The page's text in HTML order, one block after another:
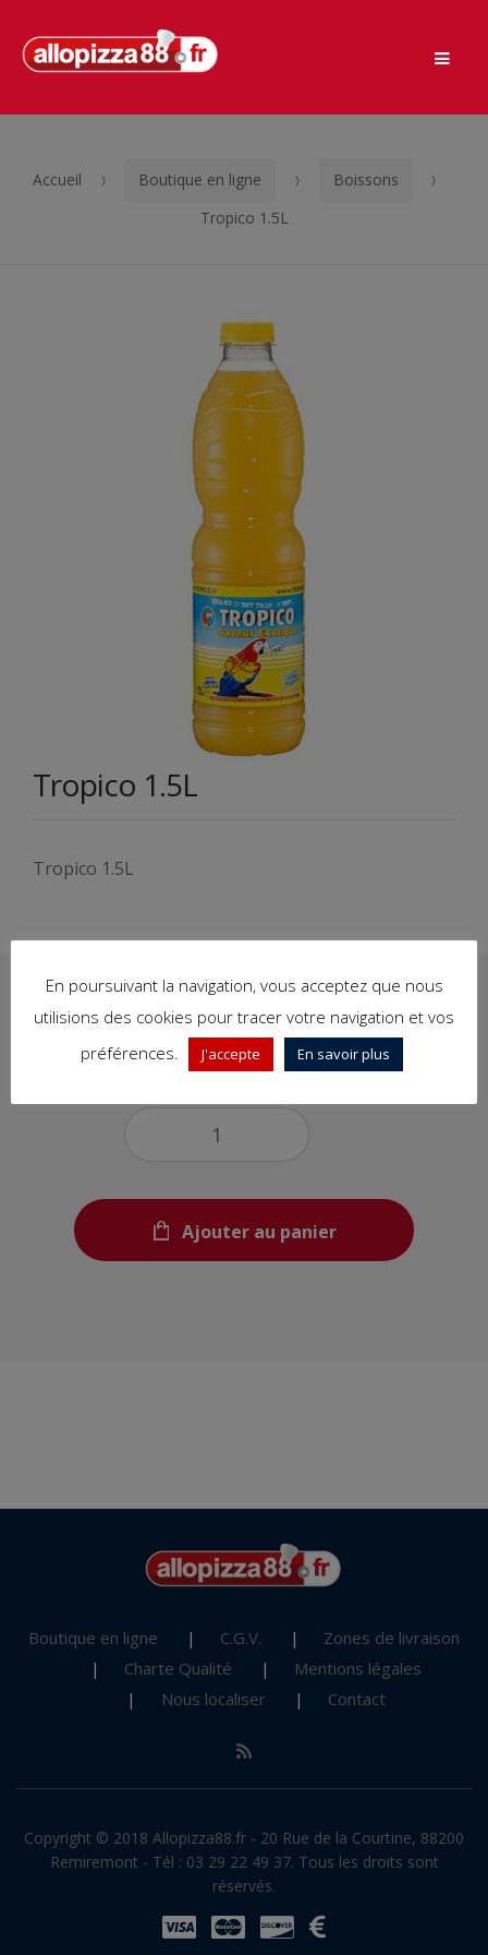
Passer
Aller
Accueil Boutique en ligne
Boissons
Tropico 1.5L
Tropico 1.5L
Tropico 1.5L
3,50€
Quantité
Ajouter au panier
Boutique en ligne C.G.V.
Zones de livraison
Charte Qualité
Mentions légales
Nous localiser
Contact
Copyright © 2018 Allopizza88.fr - 20 Rue de la Courtine, 88200
Remiremont - Tél : 03 29 22 49 37. Tous les droits sont
réservés.
En poursuivant la navigation, vous acceptez que nous
utilisions des cookies pour tracer votre navigation et vos
préférences.
J'accepte En savoir plus